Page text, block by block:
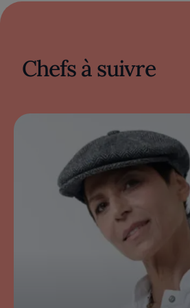
La cuisine de Christophe
la richesse des saveurs et
Méditerranée pour
précision technique.
respectueuse de
par des présentations
valeur la pureté des
recherche de qualité et
dans une démarche
qui met à l’honneur les
Chefs à suivre